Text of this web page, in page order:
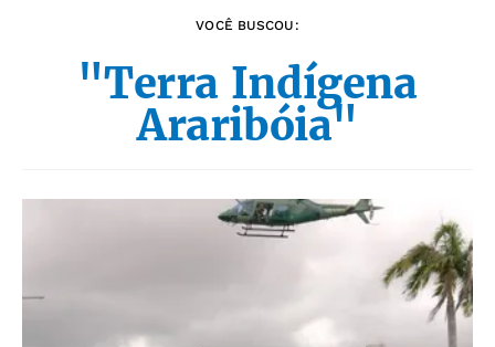
VOCÊ BUSCOU:
"Terra Indígena
Araribóia"